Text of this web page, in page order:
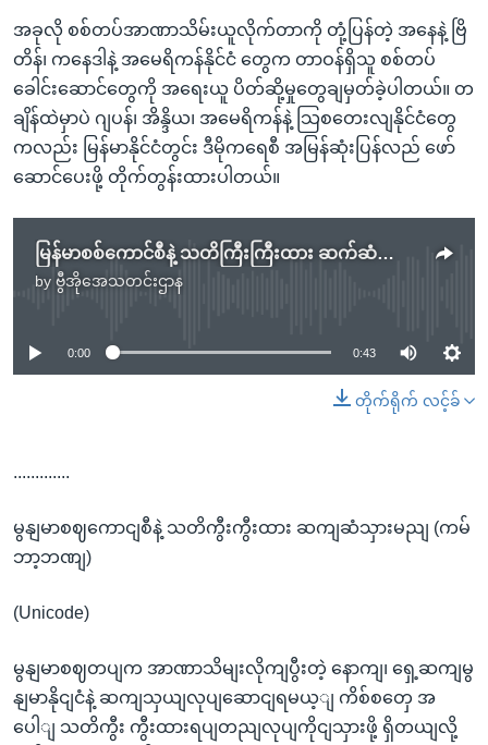
အခုလို စစ်တပ်အာဏာသိမ်းယူလိုက်တာကို တုံ့ပြန်တဲ့ အနေနဲ့ ဗြိ
တိန်၊ ကနေဒါနဲ့ အမေရိကန်နိုင်ငံ တွေက တာဝန်ရှိသူ စစ်တပ်
ခေါင်းဆောင်တွေကို အရေးယူ ပိတ်ဆို့မှုတွေချမှတ်ခဲ့ပါတယ်။ တ
ချိန်ထဲမှာပဲ ဂျပန်၊ အိန္ဒိယ၊ အမေရိကန်နဲ့ သြစတေးလျနိုင်ငံတွေ
ကလည်း မြန်မာနိုင်ငံတွင်း ဒီမိုကရေစီ အမြန်ဆုံးပြန်လည် ဖော်
ဆောင်ပေးဖို့ တိုက်တွန်းထားပါတယ်။
မြန်မာစစ်ကောင်စီနဲ့ သတိကြီးကြီးထား ဆက်ဆံသွားမည် (ကမ္ဘာ့ဘဏ်)
by ဗွီအိုအေသတင်းဌာန
No media source currently available
0:00 0:43
တိုက်ရိုက် လင့်ခ်
.............
မွနျမာစဈကောငျစီနဲ့ သတိကွီးကွီးထား ဆကျဆံသှားမညျ (ကမ်
ဘာ့ဘဏျ)
(Unicode)
မွနျမာစဈတပျက အာဏာသိမျးလိုကျပွီးတဲ့ နောကျ၊ ရှေ့ဆကျမွ
နျမာနိုငျငံနဲ့ ဆကျသှယျလုပျဆောငျရမယ့ျ ကိစ်စတှေ အ
ပေါျ သတိကွီး ကွီးထားရပျတညျလုပျကိုငျသှားဖို့ ရှိတယျလို့